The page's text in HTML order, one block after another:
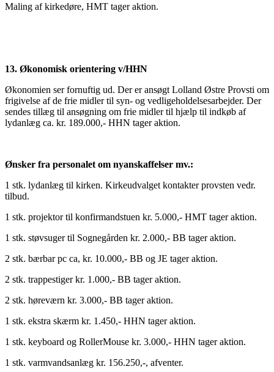
Maling af kirkedøre, HMT tager aktion.
13. Økonomisk orientering v/HHN
Økonomien ser fornuftig ud. Der er ansøgt Lolland Østre Provsti om
frigivelse af de frie midler til syn- og vedligeholdelsesarbejder. Der
sendes tillæg til ansøgning om frie midler til hjælp til indkøb af
lydanlæg ca. kr. 189.000,- HHN tager aktion.
Ønsker fra personalet om nyanskaffelser mv.:
1 stk. lydanlæg til kirken. Kirkeudvalget kontakter provsten vedr.
tilbud.
1 stk. projektor til konfirmandstuen kr. 5.000,- HMT tager aktion.
1 stk. støvsuger til Sognegården kr. 2.000,- BB tager aktion.
2 stk. bærbar pc ca, kr. 10.000,- BB og JE tager aktion.
2 stk. trappestiger kr. 1.000,- BB tager aktion.
2 stk. høreværn kr. 3.000,- BB tager aktion.
1 stk. ekstra skærm kr. 1.450,- HHN tager aktion.
1 stk. keyboard og RollerMouse kr. 3.000,- HHN tager aktion.
1 stk. varmvandsanlæg kr. 156.250,-, afventer.